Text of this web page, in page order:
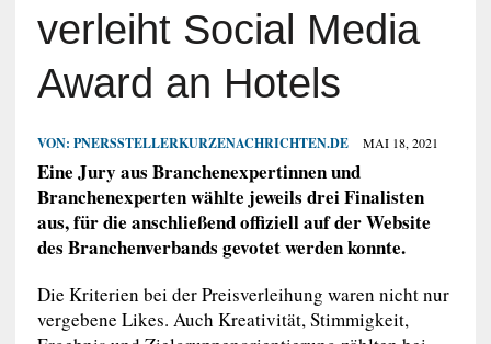
verleiht Social Media
Award an Hotels
VON: PNERSSTELLERKURZENACHRICHTEN.DE MAI 18, 2021
Eine Jury aus Branchenexpertinnen und
Branchenexperten wählte jeweils drei Finalisten
aus, für die anschließend offiziell auf der Website
des Branchenverbands gevotet werden konnte.
Die Kriterien bei der Preisverleihung waren nicht nur
vergebene Likes. Auch Kreativität, Stimmigkeit,